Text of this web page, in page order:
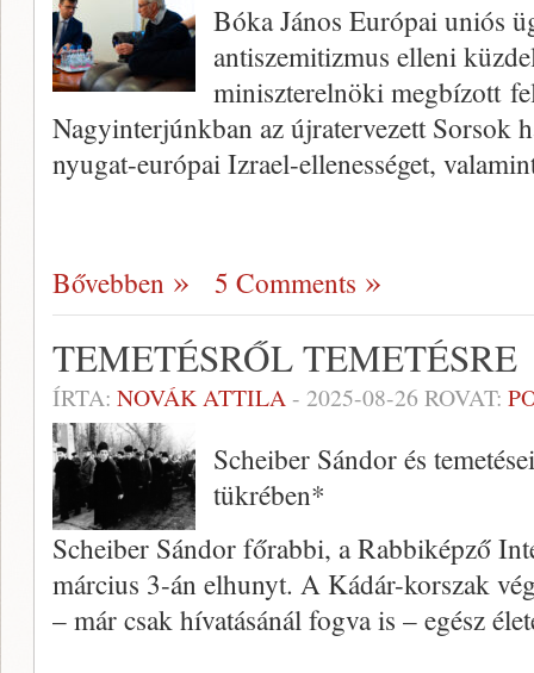
Bóka János Európai uniós
antiszemitizmus elleni
miniszterelnöki megbízott
Nagyinterjúnkban az újratervezett Sorsok
nyugat-európai Izrael-ellenességet,
Bővebben 5 Comments
TEMETÉSRŐL TEMETÉSRE
ÍRTA: NOVÁK ATTILA- 2025-08-26 ROVAT:
Scheiber Sándor és
tükrében*
Scheiber Sándor főrabbi, a Rabbiképző
március 3-án elhunyt. A Kádár-korszak
– már csak hívatásánál fogva is – egész